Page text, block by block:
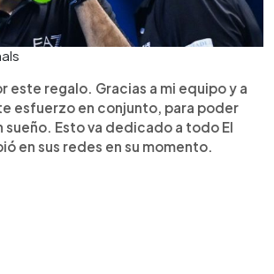
este regalo. Gracias a mi equipo y a
esfuerzo en conjunto, para poder
sueño. Esto va dedicado a todo El
en sus redes en su momento.